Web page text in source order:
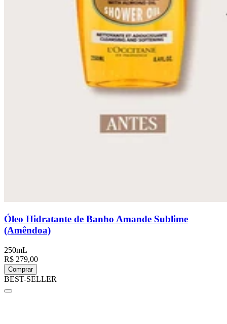
Óleo Hidratante de Banho Amande Sublime
(Amêndoa)
250mL
R$ 279,00
Comprar
BEST-SELLER